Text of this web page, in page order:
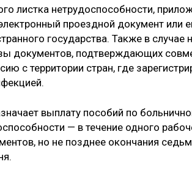
листка нетрудоспособности,
проездной документ
государства. Также в
документов, подтверждающих
с территории стран, где
выплату пособий по
— в течение одного
но не позднее окончания